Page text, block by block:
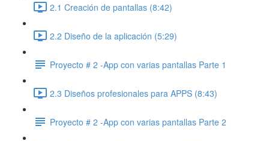
2.1 Creación de pantallas (8:42)
2.2 Diseño de la aplicación (5:29)
Proyecto # 2 -App con varias pantallas Parte 1
2.3 Diseños profesionales para APPS (8:43)
Proyecto # 2 -App con varias pantallas Parte 2